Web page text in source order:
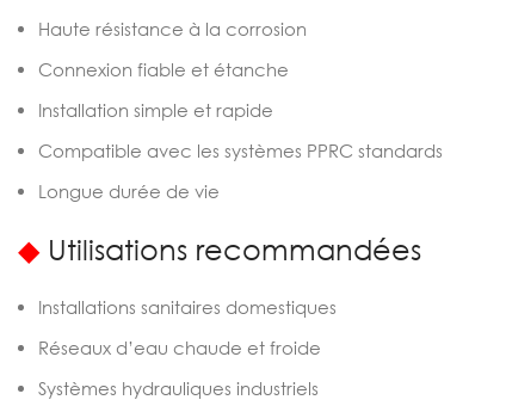
Haute résistance à la corrosion
Connexion fiable et étanche
Installation simple et rapide
Compatible avec les systèmes PPRC standards
Longue durée de vie
◆Utilisations recommandées
Installations sanitaires domestiques
Réseaux d’eau chaude et froide
Systèmes hydrauliques industriels